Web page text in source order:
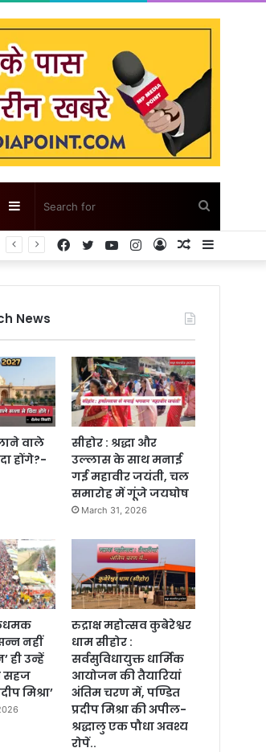
for
Sidebar
Random
Article
Random
Log
Instagram
YouTube
Twitter
Facebook
News
वाले
होंगे?-
सीहोर : श्रद्धा और
उल्लास के साथ मनाई
गई महावीर जयंती, चल
समारोह में गूंजे जयघोष
March 31, 2026
नहीं
ही उन्हें
सहज
मिश्रा’
रुद्राक्ष महोत्सव कुबेरेश्वर
धाम सीहोर :
सर्वसुविधायुक्त धार्मिक
आयोजन की तैयारियां
अंतिम चरण में, पण्डित
प्रदीप मिश्रा की अपील-
श्रद्धालु एक पौधा अवश्य
रोपें..